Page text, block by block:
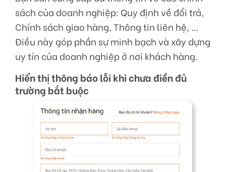
sách của doanh nghiệp: Quy định về đổi trả,
Chính sách giao hàng, Thông tin liên hệ, …
Điều này góp phần sự minh bạch và xây dựng
uy tín của doanh nghiệp ở nơi khách hàng.
Hiển thị thông báo lỗi khi chưa điền đủ
trường bắt buộc